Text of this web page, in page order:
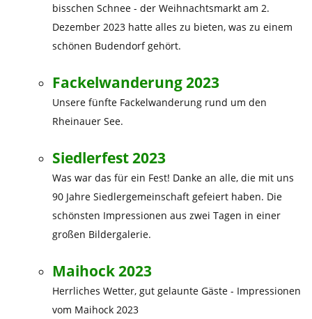
bisschen Schnee - der Weihnachtsmarkt am 2.
Dezember 2023 hatte alles zu bieten, was zu einem
schönen Budendorf gehört.
Fackelwanderung 2023
Unsere fünfte Fackelwanderung rund um den
Rheinauer See.
Siedlerfest 2023
Was war das für ein Fest! Danke an alle, die mit uns
90 Jahre Siedlergemeinschaft gefeiert haben. Die
schönsten Impressionen aus zwei Tagen in einer
großen Bildergalerie.
Maihock 2023
Herrliches Wetter, gut gelaunte Gäste - Impressionen
vom Maihock 2023